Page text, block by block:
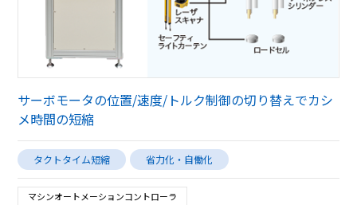
サーボモータの位置/速度/トルク制御の切り替えでカシ
メ時間の短縮
タクトタイム短縮 省力化・自働化
マシンオートメーションコントローラ